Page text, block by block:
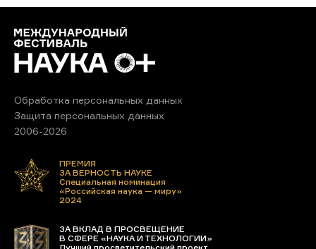
Обработка персональных данных
Защита персональных данных
2006-2026
ПРЕМИЯ
ЗА ВЕРНОСТЬ НАУКЕ
Специальная номинация
«Российская наука — миру»
2024
ЗА ВКЛАД В ПРОСВЕЩЕНИЕ
В СФЕРЕ «НАУКА И ТЕХНОЛОГИИ»